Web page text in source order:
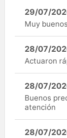
29/07/
Muy
28/07/
Actuaron
28/07/
Buenos
atención
28/07/